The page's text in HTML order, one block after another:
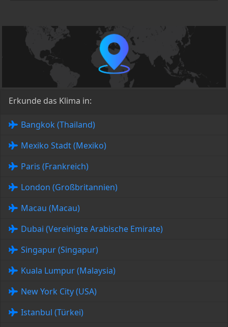
Erkunde das Klima in:
Bangkok (Thailand)
Mexiko Stadt (Mexiko)
Paris (Frankreich)
London (Großbritannien)
Macau (Macau)
Dubai (Vereinigte Arabische Emirate)
Singapur (Singapur)
Kuala Lumpur (Malaysia)
New York City (USA)
Istanbul (Türkei)